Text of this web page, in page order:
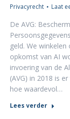
Privacyrecht Laat
De AVG:
geld. We
opkomst van AI
invoering van de
(AVG) in 2018 is
hoe waardevol…
Lees verder